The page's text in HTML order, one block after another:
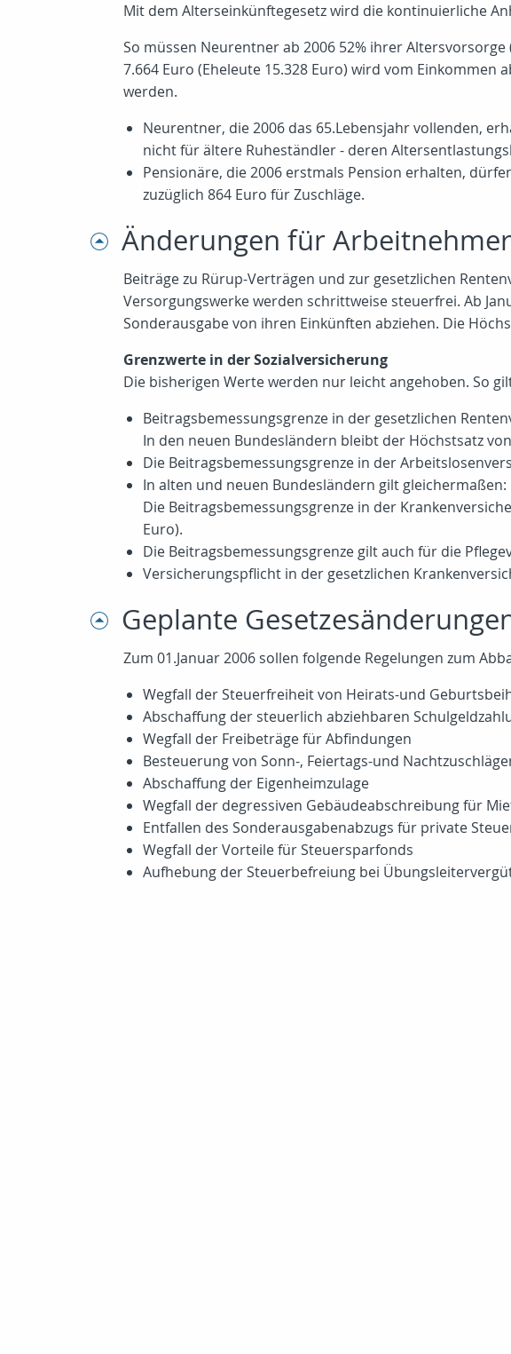
Mit dem Alterseinkünftegesetz wird die kontinuierliche
So müssen Neurentner ab 2006 52% ihrer
7.664 Euro (Eheleute 15.328 Euro) wird vom Einkommen
werden.
Neurentner, die 2006 das 65.Lebensjahr vollenden,
nicht für ältere Ruheständler - deren
Pensionäre, die 2006 erstmals Pension erhalten,
zuzüglich 864 Euro für Zuschläge.
Änderungen für Arbeitnehmer
Beiträge zu Rürup-Verträgen und zur gesetzlichen
Versorgungswerke werden schrittweise steuerfrei. Ab
Sonderausgabe von ihren Einkünften abziehen. Die
Grenzwerte in der Sozialversicherung
Die bisherigen Werte werden nur leicht angehoben. So
Beitragsbemessungsgrenze in der gesetzlichen
In den neuen Bundesländern bleibt der Höchstsatz
Die Beitragsbemessungsgrenze in der
In alten und neuen Bundesländern gilt gleichermaßen:
Die Beitragsbemessungsgrenze in der
Euro).
Die Beitragsbemessungsgrenze gilt auch für die
Versicherungspflicht in der gesetzlichen
Geplante
Zum 01.Januar 2006 sollen folgende Regelungen zum
Wegfall der Steuerfreiheit von Heirats-und
Abschaffung der steuerlich abziehbaren
Wegfall der Freibeträge für Abfindungen
Besteuerung von Sonn-, Feiertags-und
Abschaffung der Eigenheimzulage
Wegfall der degressiven Gebäudeabschreibung für
Entfallen des Sonderausgabenabzugs für private
Wegfall der Vorteile für Steuersparfonds
Aufhebung der Steuerbefreiung bei